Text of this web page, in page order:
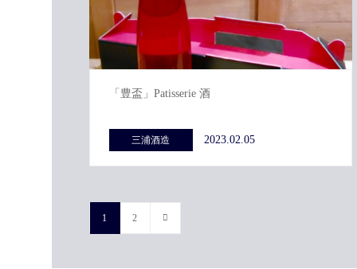
「豊盃」Patisserie 酒
三浦酒造 2023.02.05
1 2